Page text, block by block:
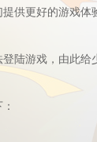
提供更好的游戏体
陆游戏，由此给